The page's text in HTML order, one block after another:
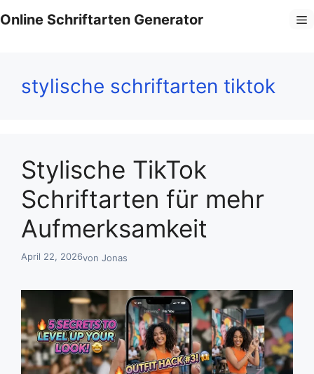
Inhalt
Online Schriftarten Generator
stylische schriftarten tiktok
Stylische TikTok
Schriftarten für mehr
Aufmerksamkeit
April 22, 2026von Jonas